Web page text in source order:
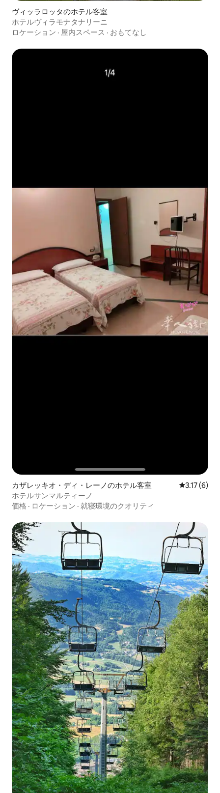
ヴィッラロッタのホテル客室
ホテルヴィラモナタナリーニ
ロケーション · 屋内スペース · おもてなし
カザレッキオ・ディ・レーノのホテル客室 レビュー6
3.17 (6)
ホテルサンマルティーノ
価格 · ロケーション · 就寝環境のクオリティ